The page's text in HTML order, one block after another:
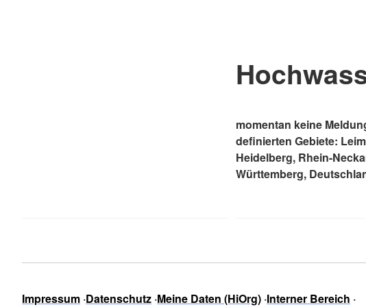
momentan keine
definierten Gebiete:
Heidelberg, Rhein-
Württemberg,
Impressum Datenschutz Meine Daten (HiOrg) Interner Bereich